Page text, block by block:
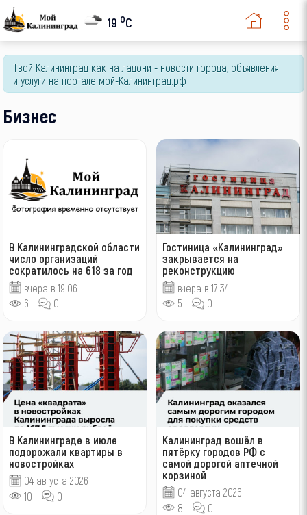
19 oC
Твой Калининград как на ладони - новости города, объявления
и услуги на портале мой-Калининград.рф
Бизнес
В Калининградской области
число организаций
сократилось на 618 за год
вчера в 19:06
6
0
Гостиница «Калининград»
закрывается на
реконструкцию
вчера в 17:34
5
0
В Калининграде в июле
подорожали квартиры в
новостройках
04 августа 2026
10
0
Калининград вошёл в
пятёрку городов РФ с
самой дорогой аптечной
корзиной
04 августа 2026
8
0